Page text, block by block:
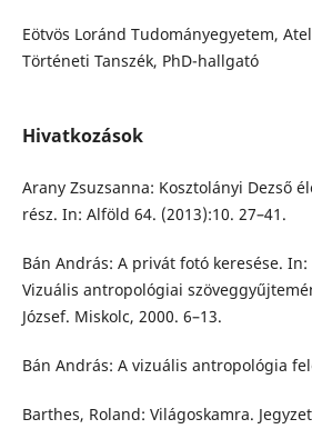
Eötvös Loránd Tudományegyetem,
Történeti Tanszék, PhD-hallgató
Hivatkozások
Arany Zsuzsanna: Kosztolányi Dezső
rész. In: Alföld 64. (2013):10. 27–41.
Bán András: A privát fotó keresése.
Vizuális antropológiai
József. Miskolc, 2000. 6–13.
Bán András: A vizuális antropológia
Barthes, Roland: Világoskamra.